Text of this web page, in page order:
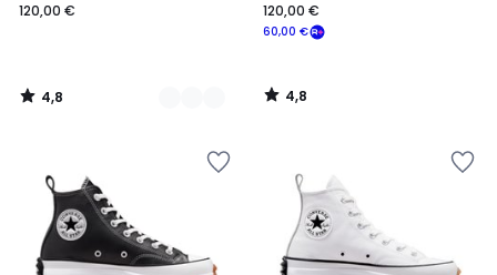
€.
120,00 €
4,8
/
60,00 €
120,00 €
4,8
/